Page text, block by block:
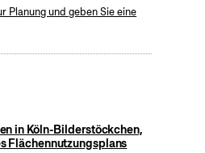
Planung und geben Sie eine
in Köln-Bilderstöckchen,
Flächennutzungsplans